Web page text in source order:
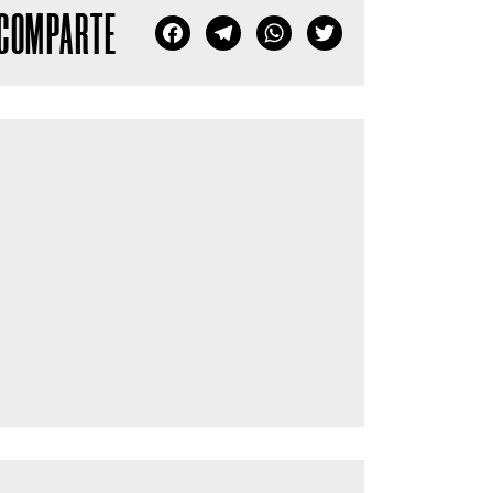
Facebook
Telegram
WhatsApp